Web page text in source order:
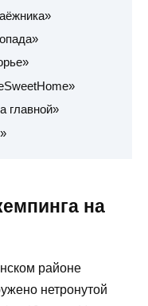
главной»
на
районе
нетронутой